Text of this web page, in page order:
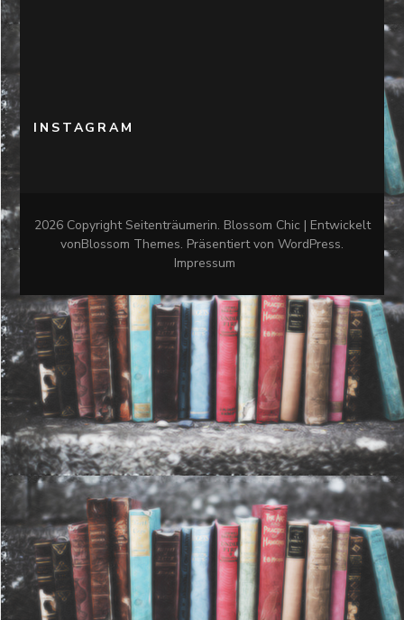
INSTAGRAM
2026 CopyrightSeitenträumerin. Blossom Chic | Entwickelt
vonBlossom Themes. Präsentiert von WordPress.
Impressum